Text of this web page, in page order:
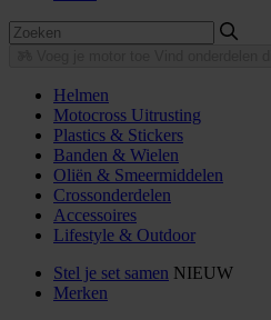
Helmen
Motocross Uitrusting
Plastics & Stickers
Banden & Wielen
Oliën & Smeermiddelen
Crossonderdelen
Accessoires
Lifestyle & Outdoor
Stel je set samen NIEUW
Merken